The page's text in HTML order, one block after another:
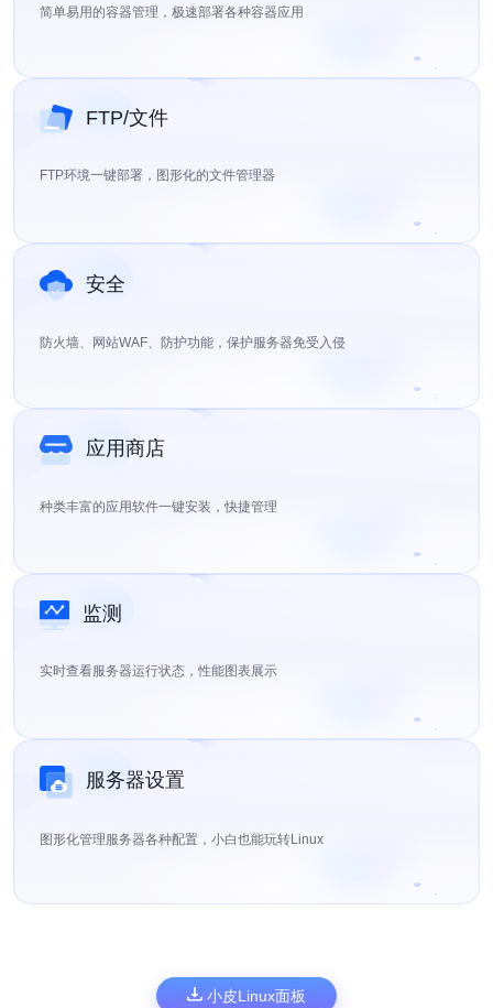
简单易用的容器管理，极速部署各种容器应用
FTP/文件
FTP环境一键部署，图形化的文件管理器
安全
防火墙、网站WAF、防护功能，保护服务器免受入侵
应用商店
种类丰富的应用软件一键安装，快捷管理
监测
实时查看服务器运行状态，性能图表展示
服务器设置
图形化管理服务器各种配置，小白也能玩转Linux
小皮Linux面板